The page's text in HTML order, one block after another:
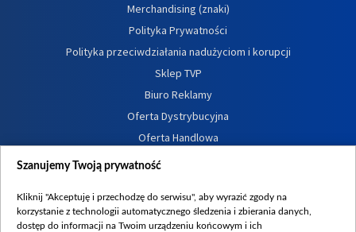
Merchandising (znaki)
Polityka Prywatności
Polityka przeciwdziałania nadużyciom i korupcji
Sklep TVP
Biuro Reklamy
Oferta Dystrybucyjna
Oferta Handlowa
Dostępność
Procedura zgłoszeń wewnętrznych
Szanujemy Twoją prywatność
Kliknij "Akceptuję i przechodzę do serwisu", aby wyrazić zgody na
korzystanie z technologii automatycznego śledzenia i zbierania danych,
dostęp do informacji na Twoim urządzeniu końcowym i ich